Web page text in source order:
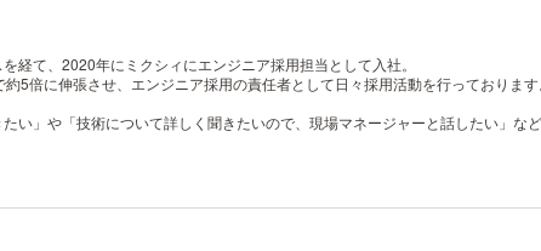
経て、2020年にミクシィにエンジニア採用担当として入社。
5倍に伸張させ、エンジニア採用の責任者として日々採用活動を行っております
い」や「技術について詳しく聞きたいので、現場マネージャーと話したい」な